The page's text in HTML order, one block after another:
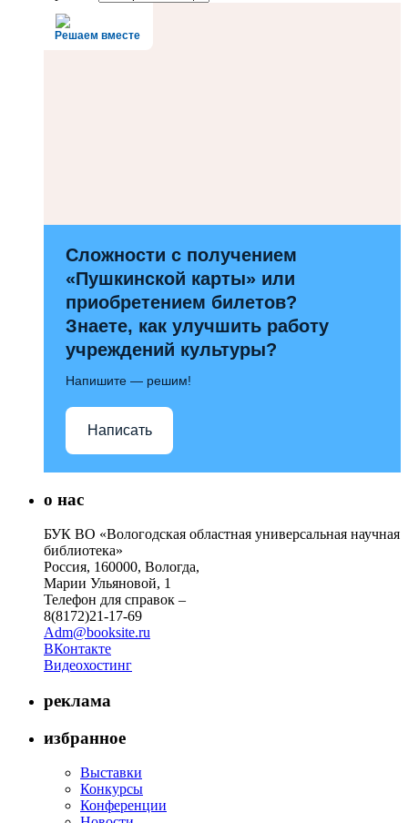
Решаем вместе
Сложности с получением
«Пушкинской карты» или
приобретением билетов?
Знаете, как улучшить работу
учреждений культуры?
Напишите — решим!
Написать
о нас
БУК ВО «Вологодская областная универсальная научная
библиотека»
Россия, 160000, Вологда,
Марии Ульяновой, 1
Телефон для справок –
8(8172)21-17-69
Adm@booksite.ru
ВКонтакте
Видеохостинг
реклама
избранное
Выставки
Конкурсы
Конференции